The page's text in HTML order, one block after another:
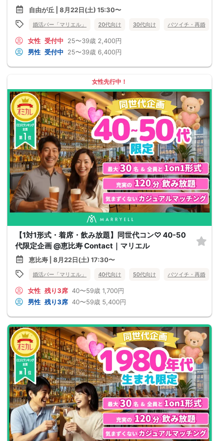
自由が丘 | 8月22日(土) 15:30〜
婚活バー「マリエル」 20代向け 30代向け バツイチ・再婚
女性 受付中 25〜39歳 2,400円
男性 受付中 25〜39歳 6,400円
女性先行中！
【1対1形式・着席・飲み放題】同世代コン♡ 40-50
代限定企画 @恵比寿 Contact｜マリエル
恵比寿 | 8月22日(土) 17:30〜
婚活バー「マリエル」 40代向け 50代向け バツイチ・再婚
女性 残り3席 40〜59歳 1,700円
男性 残り3席 40〜59歳 5,400円